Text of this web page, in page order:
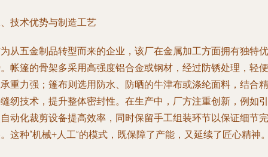
技术优势与制造工艺
从五金制品转型而来的企业，该厂在金属加工方面拥有独特优
帐篷的骨架多采用高强度铝合金或钢材，经过防锈处理，轻便
重力强；篷布则选用防水、防晒的牛津布或涤纶面料，结合精
纫技术，提升整体密封性。在生产中，厂方注重创新，例如引
动化裁剪设备提高效率，同时保留手工组装环节以保证细节完
这种“机械+人工”的模式，既保障了产能，又延续了匠心精神